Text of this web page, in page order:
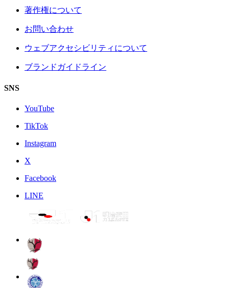
著作権について
お問い合わせ
ウェブアクセシビリティについて
ブランドガイドライン
SNS
YouTube
TikTok
Instagram
X
Facebook
LINE